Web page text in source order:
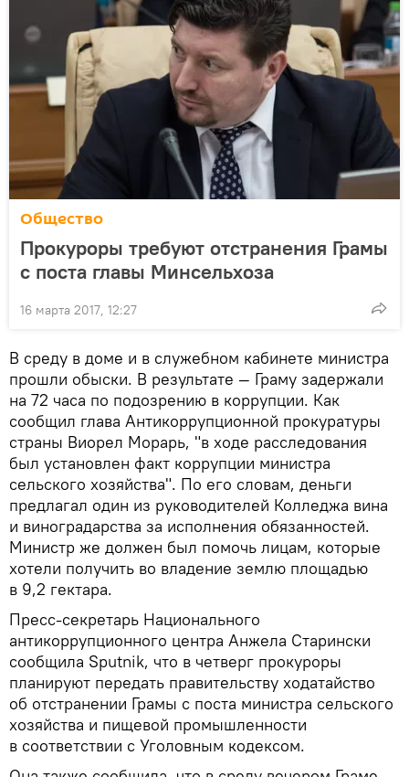
Общество
Прокуроры требуют отстранения Грамы
с поста главы Минсельхоза
16 марта 2017, 12:27
В среду в доме и в служебном кабинете министра
прошли обыски. В результате — Граму задержали
на 72 часа по подозрению в коррупции. Как
сообщил глава Антикоррупционной прокуратуры
страны Виорел Морарь, "в ходе расследования
был установлен факт коррупции министра
сельского хозяйства". По его словам, деньги
предлагал один из руководителей Колледжа вина
и виноградарства за исполнения обязанностей.
Министр же должен был помочь лицам, которые
хотели получить во владение землю площадью
в 9,2 гектара.
Пресс-секретарь Национального
антикоррупционного центра Анжела Старински
сообщила Sputnik, что в четверг прокуроры
планируют передать правительству ходатайство
об отстранении Грамы с поста министра сельского
хозяйства и пищевой промышленности
в соответствии с Уголовным кодексом.